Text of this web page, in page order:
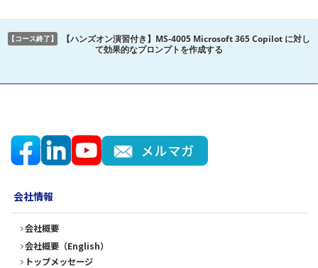
【コース終了】
【ハンズオン演習付き】MS-4005 Microsoft 365 Copilot に対し
て効果的なプロンプトを作成する
会社情報
会社概要
会社概要（English）
トップメッセージ